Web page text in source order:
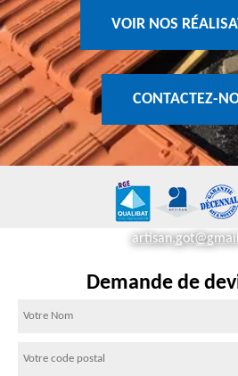
VOIR NOS
CONTACTEZ-
Demande de